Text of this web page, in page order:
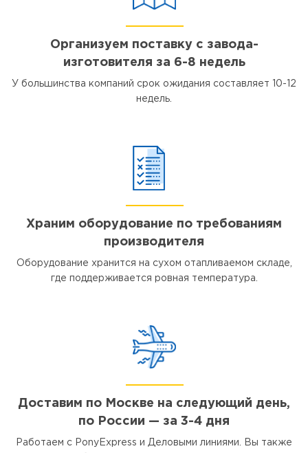
Организуем поставку с завода-
изготовителя за 6-8 недель
У большинства компаний срок ожидания составляет 10-12
недель.
Храним оборудование по требованиям
производителя
Оборудование хранится на сухом отапливаемом складе,
где поддерживается ровная температура.
Доставим по Москве на следующий день,
по России — за 3-4 дня
Работаем с PonyExpress и Деловыми линиями. Вы также